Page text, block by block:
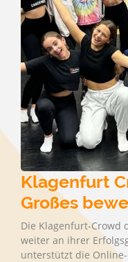
Klagenfurt
Großes
Die Klagenfurt-Crowd
weiter an ihrer
unterstützt die